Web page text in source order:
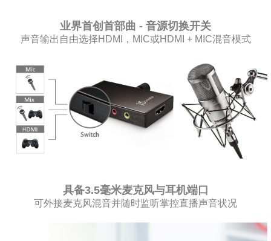
业界首创首部曲 - 音源切换开关
声音输出自由选择HDMI，MIC或HDMI + MIC混音模式
具备3.5毫米麦克风与耳机端口
可外接麦克风混音并随时监听掌控直播声音状况